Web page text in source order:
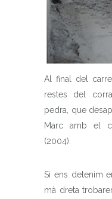
Al final del
restes del
pedra, que
Marc amb el
(2004).
Si ens detenim
mà dreta